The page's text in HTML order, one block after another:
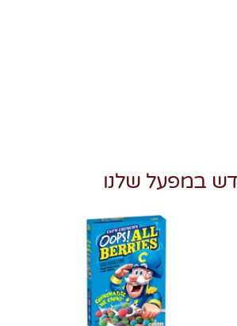
במפעל שלנו